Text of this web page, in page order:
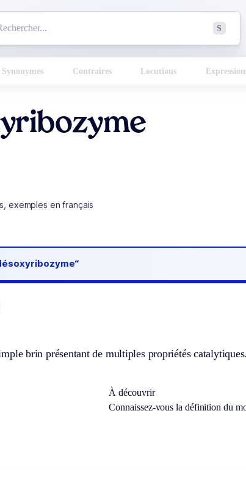
S
Synonymes Contraires Locutions
exemples en français
brin présentant de multiples propriétés
À découvrir
Connaissez-vous la définition du